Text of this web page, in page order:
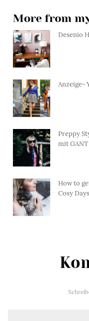
More from
Desenio
Anzeige-
Preppy
mit GANT
How to
Cosy Days